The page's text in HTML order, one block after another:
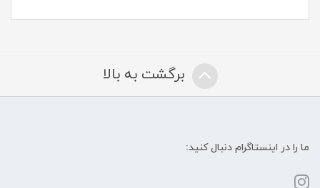
برگشت به بالا
ما را در اینستاگرام دنبال کنید: